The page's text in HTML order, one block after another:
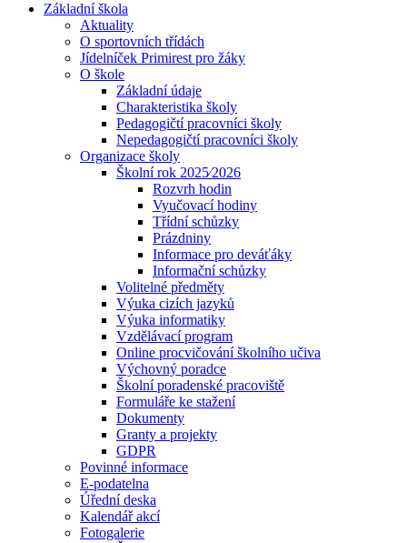
Základní škola
Aktuality
O sportovních třídách
Jídelníček Primirest pro žáky
O škole
Základní údaje
Charakteristika školy
Pedagogičtí pracovníci školy
Nepedagogičtí pracovníci školy
Organizace školy
Školní rok 2025⁄2026
Rozvrh hodin
Vyučovací hodiny
Třídní schůzky
Prázdniny
Informace pro deváťáky
Informační schůzky
Volitelné předměty
Výuka cizích jazyků
Výuka informatiky
Vzdělávací program
Online procvičování školního učiva
Výchovný poradce
Školní poradenské pracoviště
Formuláře ke stažení
Dokumenty
Granty a projekty
GDPR
Povinné informace
E-podatelna
Úřední deska
Kalendář akcí
Fotogalerie